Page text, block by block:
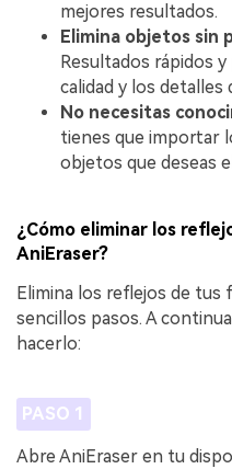
mejores resultados.
Elimina objetos sin
Resultados rápidos
calidad y los detalles
No necesitas
tienes que importar
objetos que deseas
¿Cómo eliminar los
AniEraser?
Elimina los reflejos de
sencillos pasos. A
hacerlo:
PASO 1
Abre AniEraser en tu